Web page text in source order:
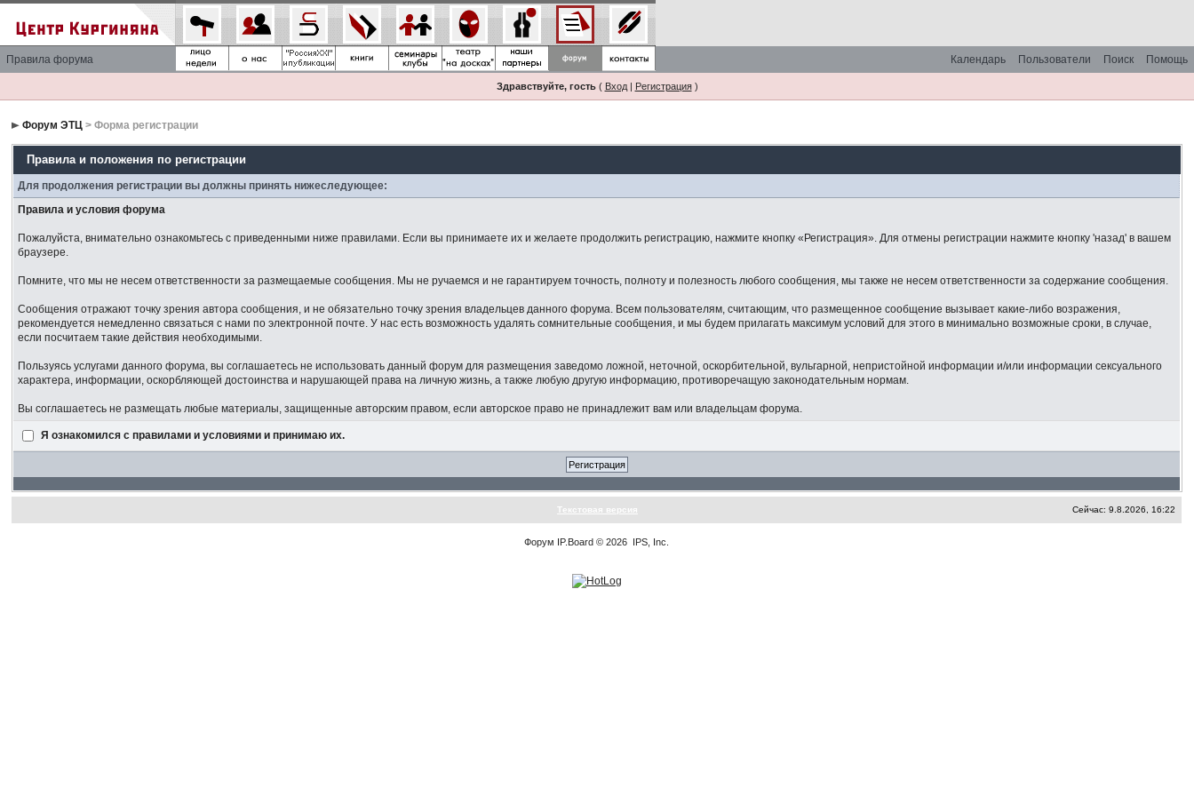
Правила форума Помощь
Поиск
Пользователи
Календарь
Здравствуйте, гость( Вход| Регистрация)
Форум ЭТЦ > Форма регистрации
Правила и положения по регистрации
Для продолжения регистрации вы должны принять нижеследующее:
Правила и условия форума
Пожалуйста, внимательно ознакомьтесь с приведенными ниже правилами. Если вы принимаете их и желаете продолжить регистрацию, нажмите кнопку «Регистрация». Для отмены регистрации нажмите кнопку 'назад' в вашем
браузере.
Помните, что мы не несем ответственности за размещаемые сообщения. Мы не ручаемся и не гарантируем точность, полноту и полезность любого сообщения, мы также не несем ответственности за содержание сообщения.
Сообщения отражают точку зрения автора сообщения, и не обязательно точку зрения владельцев данного форума. Всем пользователям, считающим, что размещенное сообщение вызывает какие-либо возражения,
рекомендуется немедленно связаться с нами по электронной почте. У нас есть возможность удалять сомнительные сообщения, и мы будем прилагать максимум условий для этого в минимально возможные сроки, в случае,
если посчитаем такие действия необходимыми.
Пользуясь услугами данного форума, вы соглашаетесь не использовать данный форум для размещения заведомо ложной, неточной, оскорбительной, вульгарной, непристойной информации и/или информации сексуального
характера, информации, оскорбляющей достоинства и нарушающей права на личную жизнь, а также любую другую информацию, противоречащую законодательным нормам.
Вы соглашаетесь не размещать любые материалы, защищенные авторским правом, если авторское право не принадлежит вам или владельцам форума.
Я ознакомился с правилами и условиями и принимаю их.
Текстовая версия Сейчас: 9.8.2026, 16:22
Форум IP.Board © 2026 IPS, Inc